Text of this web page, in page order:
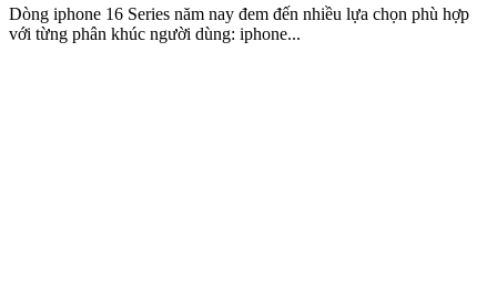
Dòng iphone 16 Series năm nay đem đến nhiều lựa chọn phù hợp
với từng phân khúc người dùng: iphone...